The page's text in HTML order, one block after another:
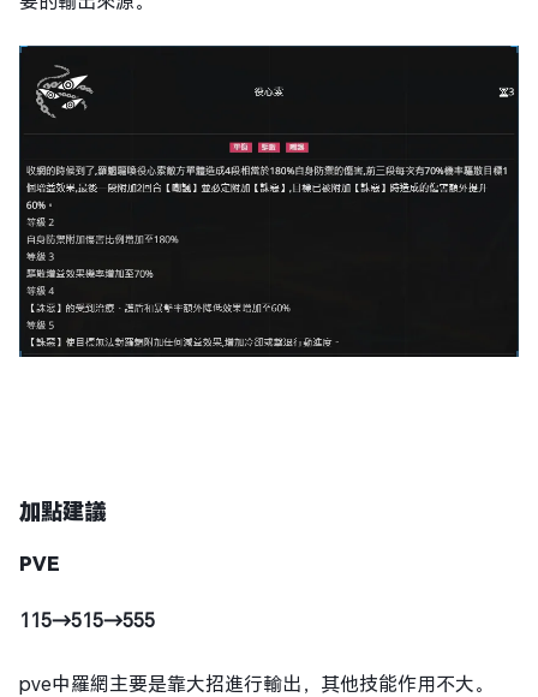
加點建議
PVE
115→515→555
pve中羅網主要是靠大招進行輸出，其他技能作用不大。